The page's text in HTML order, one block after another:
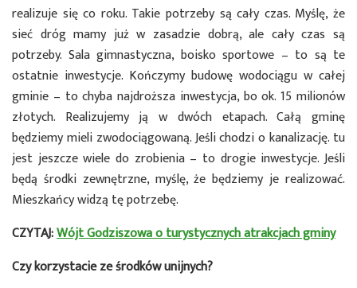
realizuje się co roku. Takie potrzeby są cały czas. Myślę, że
sieć dróg mamy już w zasadzie dobrą, ale cały czas są
potrzeby. Sala gimnastyczna, boisko sportowe – to są te
ostatnie inwestycje. Kończymy budowę wodociągu w całej
gminie – to chyba najdroższa inwestycja, bo ok. 15 milionów
złotych. Realizujemy ją w dwóch etapach. Całą gminę
będziemy mieli zwodociągowaną. Jeśli chodzi o kanalizację. tu
jest jeszcze wiele do zrobienia – to drogie inwestycje. Jeśli
będą środki zewnętrzne, myślę, że będziemy je realizować.
Mieszkańcy widzą tę potrzebę.
CZYTAJ:Wójt Godziszowa o turystycznych atrakcjach gminy
Czy korzystacie ze środków unijnych?